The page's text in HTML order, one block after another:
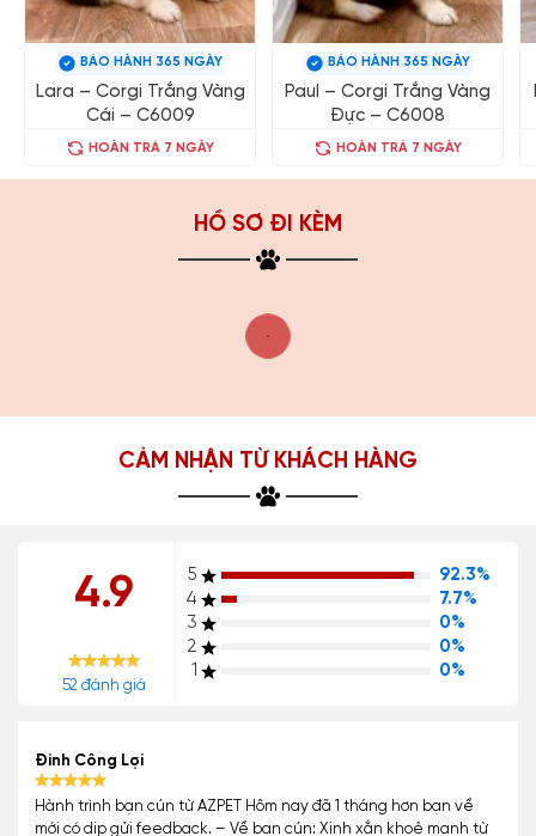
BẢO HÀNH 365 NGÀY
Lara – Corgi Trắng Vàng
Cái – C6009
HOÀN TRẢ 7 NGÀY
BẢO HÀNH 365 NGÀY
Paul – Corgi Trắng Vàng
Đực – C6008
HOÀN TRẢ 7 NGÀY
HỒ SƠ ĐI KÈM
CẢM NHẬN TỪ KHÁCH HÀNG
4.9
52 đánh giá
5
92.3%
4
7.7%
3
0%
2
0%
1
0%
Đinh Công Lợi
Hành trình bạn cún từ AZPET Hôm nay đã 1 tháng hơn bạn về
mới có dịp gửi feedback. – Về bạn cún: Xinh xắn khoẻ mạnh từ